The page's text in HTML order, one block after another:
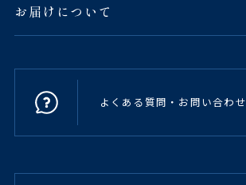
お届けについて
よくある質問・お問い合わせ